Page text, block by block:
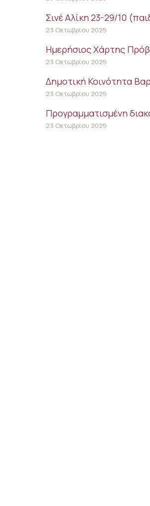
Σινέ Αλίκη 23-29/10
23 Οκτωβρίου 2025
Ημερήσιος Χάρτης
23 Οκτωβρίου 2025
Δημοτική Κοινότητα
23 Οκτωβρίου 2025
Προγραμματισμένη
23 Οκτωβρίου 2025